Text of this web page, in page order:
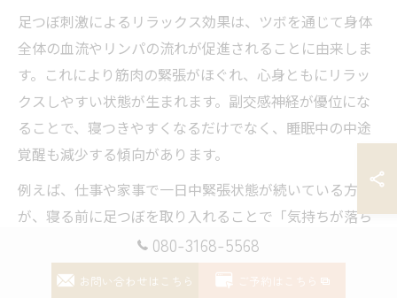
足つぼ刺激によるリラックス効果は、ツボを通じて身体
全体の血流やリンパの流れが促進されることに由来しま
す。これにより筋肉の緊張がほぐれ、心身ともにリラッ
クスしやすい状態が生まれます。副交感神経が優位にな
ることで、寝つきやすくなるだけでなく、睡眠中の中途
覚醒も減少する傾向があります。
例えば、仕事や家事で一日中緊張状態が続いている方
が、寝る前に足つぼを取り入れることで「気持ちが落ち
着いて深く眠れた」という声も多く寄せられています。
足つぼケアは短時間でもリラックス効果を実感しやすい
080-3168-5568
お問い合わせはこちら ご予約はこちら